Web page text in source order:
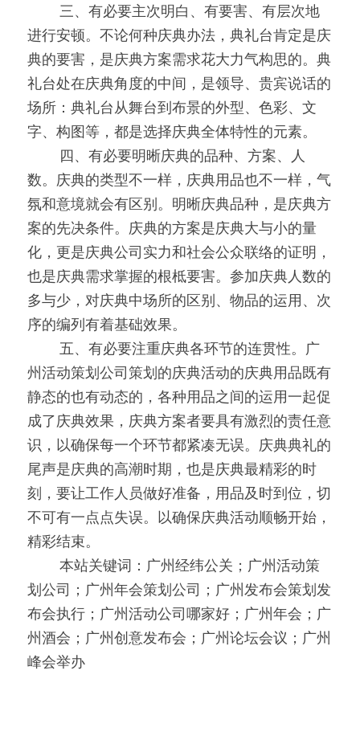
三、有必要主次明白、有要害、有层次地
进行安顿。不论何种庆典办法，典礼台肯定是庆
典的要害，是庆典方案需求花大力气构思的。典
礼台处在庆典角度的中间，是领导、贵宾说话的
场所：典礼台从舞台到布景的外型、色彩、文
字、构图等，都是选择庆典全体特性的元素。
四、有必要明晰庆典的品种、方案、人
数。庆典的类型不一样，庆典用品也不一样，气
氛和意境就会有区别。明晰庆典品种，是庆典方
案的先决条件。庆典的方案是庆典大与小的量
化，更是庆典公司实力和社会公众联络的证明，
也是庆典需求掌握的根柢要害。参加庆典人数的
多与少，对庆典中场所的区别、物品的运用、次
序的编列有着基础效果。
五、有必要注重庆典各环节的连贯性。广
州活动策划公司策划的庆典活动的庆典用品既有
静态的也有动态的，各种用品之间的运用一起促
成了庆典效果，庆典方案者要具有激烈的责任意
识，以确保每一个环节都紧凑无误。庆典典礼的
尾声是庆典的高潮时期，也是庆典最精彩的时
刻，要让工作人员做好准备，用品及时到位，切
不可有一点点失误。以确保庆典活动顺畅开始，
精彩结束。
本站关键词：广州经纬公关；广州活动策
划公司；广州年会策划公司；广州发布会策划发
布会执行；广州活动公司哪家好；广州年会；广
州酒会；广州创意发布会；广州论坛会议；广州
峰会举办